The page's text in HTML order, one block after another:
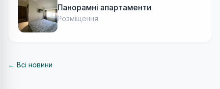
Панорамні апартаменти
Розміщення
← Всі новини